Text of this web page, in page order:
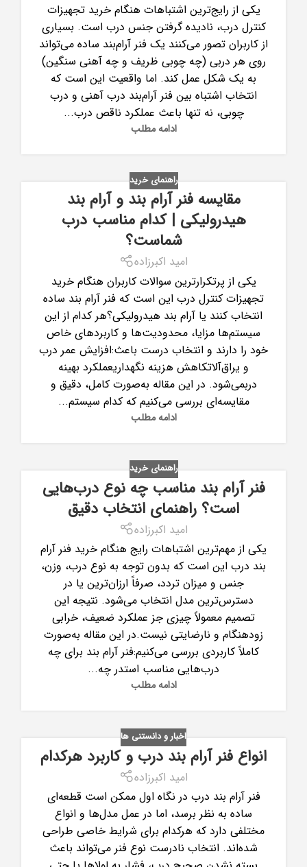
یکی از رایج‌ترین اشتباهات هنگام خرید تجهیزات
کنترل درب، نادیده گرفتن جنس درب است. بسیاری
از کاربران تصور می‌کنند یک فنر آرام‌بند ساده می‌تواند
روی هر دربی (چه چوبی ظریف و چه آهنی سنگین)
به یک شکل عمل کند. اما واقعیت این است که
انتخاب اشتباه بین فنر آرام‌بند درب آهنی و درب
چوبی، نه تنها باعث عملکرد ناقص درب...
ادامه مطلب
راهنمای خرید
مقایسه فنر آرام بند و آرام بند
هیدرولیکی | کدام مناسب درب
شماست؟
امید اکبرزاده
یکی از پرتکرارترین سوالات کاربران هنگام خرید
تجهیزات کنترل درب این است که فنر آرام بند ساده
انتخاب کنند یا آرام بند هیدرولیکی؟هر کدام از این
سیستم‌ها مزایا، محدودیت‌ها و کاربردهای خاص
خود را دارند و انتخاب درست باعث:افزایش عمر درب
و یراق‌آلاتکاهش هزینه نگهداریعملکرد بهینه
دربمی‌شود. در این مقاله به‌صورت کامل، دقیق و
مقایسه‌ای بررسی می‌کنیم که کدام سیستم...
ادامه مطلب
راهنمای خرید
فنر آرام بند مناسب چه نوع درب‌هایی
است؟ راهنمای انتخاب دقیق
امید اکبرزاده
یکی از مهم‌ترین اشتباهات رایج هنگام خرید فنر آرام
بند درب این است که بدون توجه به نوع درب، وزن،
جنس و میزان تردد، صرفاً ارزان‌ترین یا در
دسترس‌ترین مدل انتخاب می‌شود. نتیجه این
تصمیم معمولاً چیزی جز عملکرد ضعیف، خرابی
زودهنگام و نارضایتی نیست.در این مقاله به‌صورت
کاملاً کاربردی بررسی می‌کنیم:فنر آرام بند برای چه
درب‌هایی مناسب استدر چه...
ادامه مطلب
اخبار و دانستنی ها
انواع فنر آرام بند درب و کاربرد هرکدام
امید اکبرزاده
فنر آرام بند درب در نگاه اول ممکن است قطعه‌ای
ساده به نظر برسد، اما در عمل مدل‌ها و انواع
مختلفی دارد که هرکدام برای شرایط خاصی طراحی
شده‌اند. انتخاب نادرست نوع فنر می‌تواند باعث